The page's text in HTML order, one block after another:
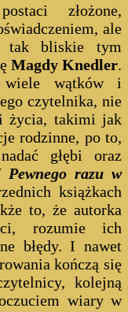
złożone,
ale
tak bliskie tym
Magdy Knedler.
wiele wątków i
czytelnika, nie
życia, takimi jak
rodzinne, po to,
głębi oraz
Pewnego razu w
książkach
to, że autorka
rozumie ich
błędy. I nawet
kończą się
kolejną
wiary w